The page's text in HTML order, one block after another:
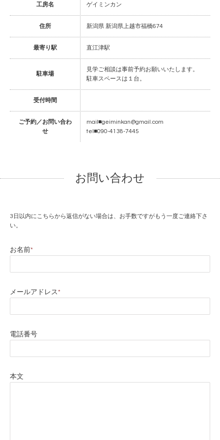
工房名 ゲイミンカン
住所 新潟県 新潟県上越市福橋674
最寄り駅 直江津駅
駐車場
見学ご相談は事前予約お願いいたします。
駐車スペースは１台。
受付時間
ご予約／お問い合わ
せ
mail■geiminkan@gmail.com
tel■090-4138-7445
お問い合わせ
3日以内にこちらから返信がない場合は、お手数ですがもう一度ご連絡下さ
い。
お名前*
メールアドレス*
電話番号
本文